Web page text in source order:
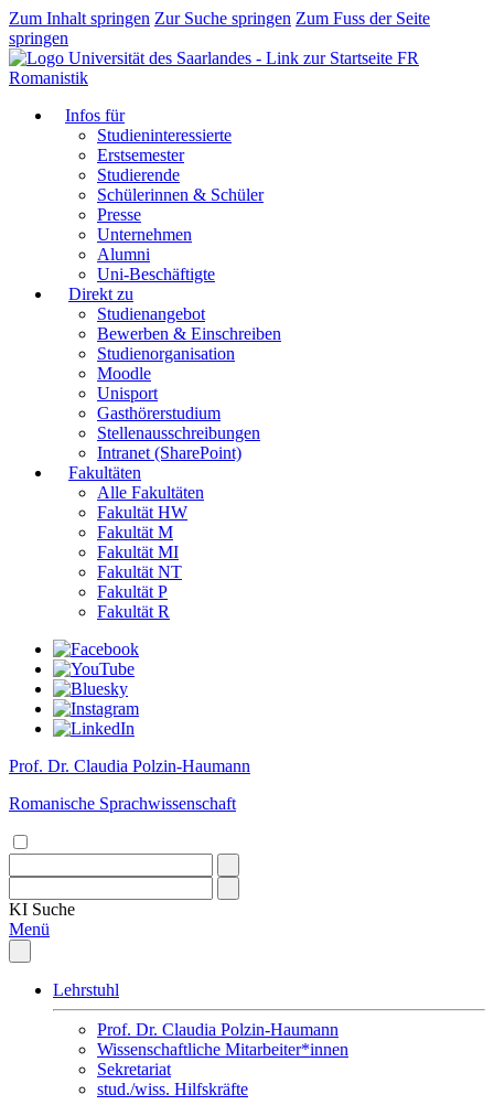
Zum Inhalt springen Zur Suche springen Zum Fuss der Seite
springen
FR
Romanistik
Infos für
Studieninteressierte
Erstsemester
Studierende
Schülerinnen & Schüler
Presse
Unternehmen
Alumni
Uni-Beschäftigte
Direkt zu
Studienangebot
Bewerben & Einschreiben
Studienorganisation
Moodle
Unisport
Gasthörerstudium
Stellenausschreibungen
Intranet (SharePoint)
Fakultäten
Alle Fakultäten
Fakultät HW
Fakultät M
Fakultät MI
Fakultät NT
Fakultät P
Fakultät R
Prof. Dr. Claudia Polzin-Haumann
Romanische Sprachwissenschaft
KI Suche
Menü
Lehrstuhl
Prof. Dr. Claudia Polzin-Haumann
Wissenschaftliche Mitarbeiter*innen
Sekretariat
stud./wiss. Hilfskräfte